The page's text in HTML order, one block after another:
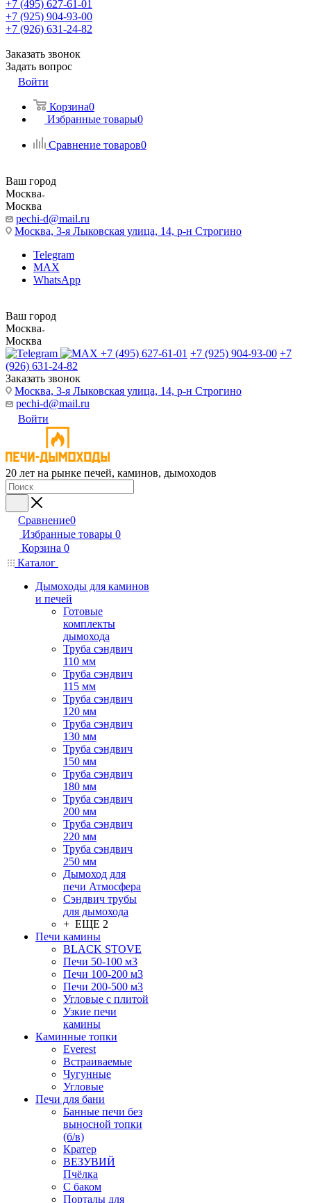
+7 (495) 627-61-01
+7 (925) 904-93-00
+7 (926) 631-24-82
Заказать звонок
Задать вопрос
Войти
Корзина0
Избранные товары0
Сравнение товаров0
Ваш город
Москва
Москва
pechi-d@mail.ru
Москва, 3-я Лыковская улица, 14, р-н Строгино
Telegram
MAX
WhatsApp
Ваш город
Москва
Москва
+7 (495) 627-61-01 +7 (925) 904-93-00 +7
(926) 631-24-82
Заказать звонок
Москва, 3-я Лыковская улица, 14, р-н Строгино
pechi-d@mail.ru
Войти
20 лет на рынке печей, каминов, дымоходов
Сравнение0
Избранные товары 0
Корзина 0
Каталог
Дымоходы для каминов
и печей
Готовые
комплекты
дымохода
Труба сэндвич
110 мм
Труба сэндвич
115 мм
Труба сэндвич
120 мм
Труба сэндвич
130 мм
Труба сэндвич
150 мм
Труба сэндвич
180 мм
Труба сэндвич
200 мм
Труба сэндвич
220 мм
Труба сэндвич
250 мм
Дымоход для
печи Атмосфера
Сэндвич трубы
для дымохода
+ ЕЩЕ 2
Печи камины
BLACK STOVE
Печи 50-100 м3
Печи 100-200 м3
Печи 200-500 м3
Угловые с плитой
Узкие печи
камины
Каминные топки
Everest
Встраиваемые
Чугунные
Угловые
Печи для бани
Банные печи без
выносной топки
(б/в)
Кратер
ВЕЗУВИЙ
Пчёлка
С баком
Порталы для